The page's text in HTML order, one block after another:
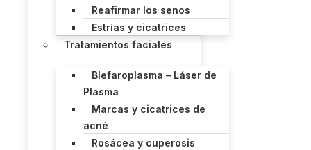
Reafirmar los senos
Estrías y cicatrices
Tratamientos faciales
Blefaroplasma – Láser de
Plasma
Marcas y cicatrices de
acné
Rosácea y cuperosis